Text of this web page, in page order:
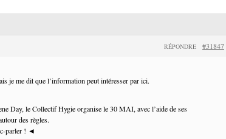
#31847
RÉPONDRE
je me dit que l’information peut intéresser par ici.
Day, le Collectif Hygie organise le 30 MAI, avec l’aide de ses
des règles.
parler ! ◄